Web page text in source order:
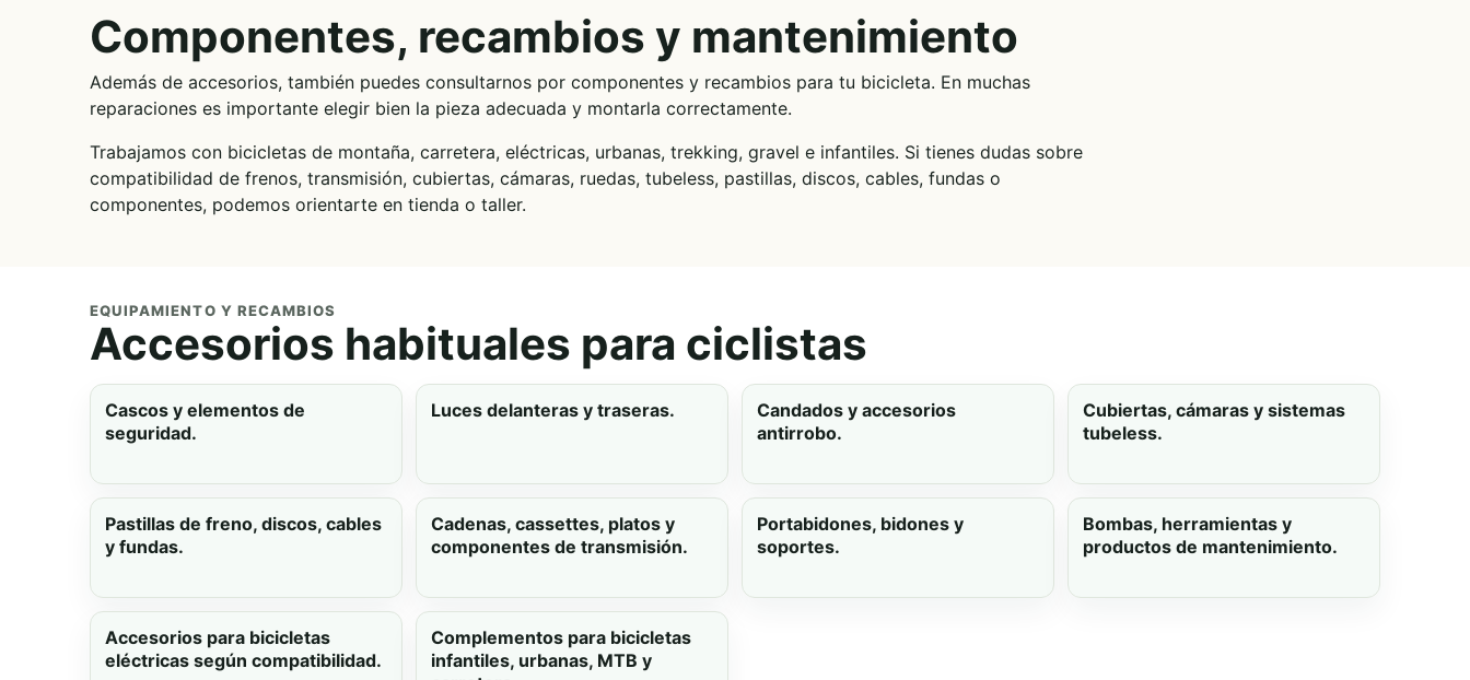
Componentes, recambios y mantenimiento
Además de accesorios, también puedes consultarnos por componentes y recambios para tu bicicleta. En muchas
reparaciones es importante elegir bien la pieza adecuada y montarla correctamente.
Trabajamos con bicicletas de montaña, carretera, eléctricas, urbanas, trekking, gravel e infantiles. Si tienes dudas sobre
compatibilidad de frenos, transmisión, cubiertas, cámaras, ruedas, tubeless, pastillas, discos, cables, fundas o
componentes, podemos orientarte en tienda o taller.
EQUIPAMIENTO Y RECAMBIOS
Accesorios habituales para ciclistas
Cascos y elementos de
seguridad.
Luces delanteras y traseras.
Candados y accesorios
antirrobo.
Cubiertas, cámaras y sistemas
tubeless.
Pastillas de freno, discos, cables
y fundas.
Cadenas, cassettes, platos y
componentes de transmisión.
Portabidones, bidones y
soportes.
Bombas, herramientas y
productos de mantenimiento.
Accesorios para bicicletas
eléctricas según compatibilidad.
Complementos para bicicletas
infantiles, urbanas, MTB y